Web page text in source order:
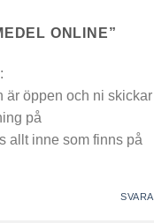
ONLINE”
är öppen och ni skickar
på
allt inne som finns på
SVARA